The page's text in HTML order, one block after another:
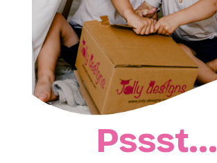
Pssst…